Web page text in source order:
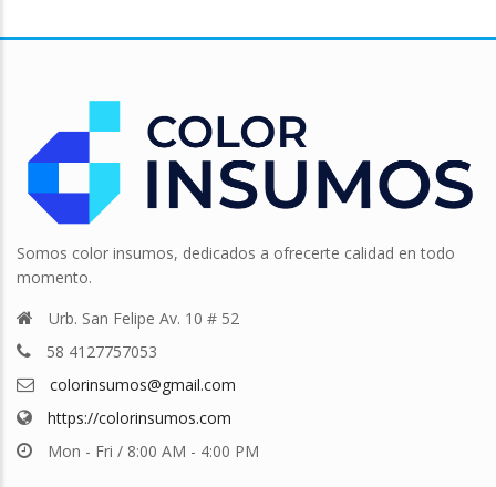
Somos color insumos, dedicados a ofrecerte calidad en todo
momento.
Urb. San Felipe Av. 10 # 52
58 4127757053
colorinsumos@gmail.com
https://colorinsumos.com
Mon - Fri / 8:00 AM - 4:00 PM